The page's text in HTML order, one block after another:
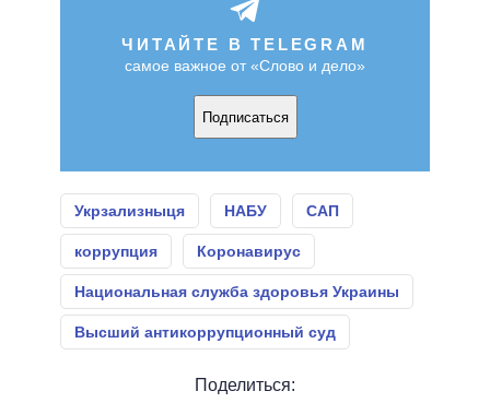
ЧИТАЙТЕ В TELEGRAM
самое важное от «Слово и дело»
Подписаться
Укрзализныця НАБУ САП
коррупция Коронавирус
Национальная служба здоровья Украины
Высший антикоррупционный суд
Поделиться: